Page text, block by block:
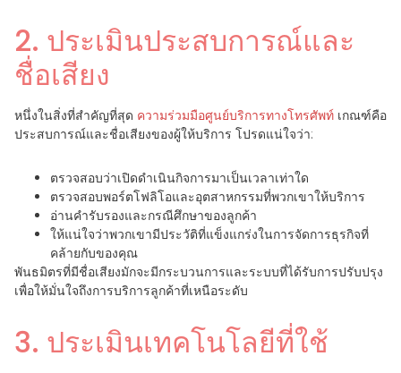
2. ประเมินประสบการณ์และ
ชื่อเสียง
หนึ่งในสิ่งที่สำคัญที่สุด ความร่วมมือศูนย์บริการทางโทรศัพท์ เกณฑ์คือ
ประสบการณ์และชื่อเสียงของผู้ให้บริการ โปรดแน่ใจว่า:
ตรวจสอบว่าเปิดดำเนินกิจการมาเป็นเวลาเท่าใด
ตรวจสอบพอร์ตโฟลิโอและอุตสาหกรรมที่พวกเขาให้บริการ
อ่านคำรับรองและกรณีศึกษาของลูกค้า
ให้แน่ใจว่าพวกเขามีประวัติที่แข็งแกร่งในการจัดการธุรกิจที่
คล้ายกับของคุณ
พันธมิตรที่มีชื่อเสียงมักจะมีกระบวนการและระบบที่ได้รับการปรับปรุง
เพื่อให้มั่นใจถึงการบริการลูกค้าที่เหนือระดับ
3. ประเมินเทคโนโลยีที่ใช้